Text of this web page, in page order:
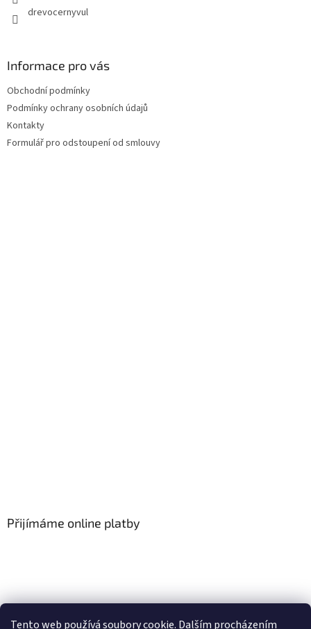
Tento web používá soubory cookie. Dalším procházením
drevocernyvul
Informace pro vás
Obchodní podmínky
Podmínky ochrany osobních údajů
Kontakty
Formulář pro odstoupení od smlouvy
Přijímáme online platby